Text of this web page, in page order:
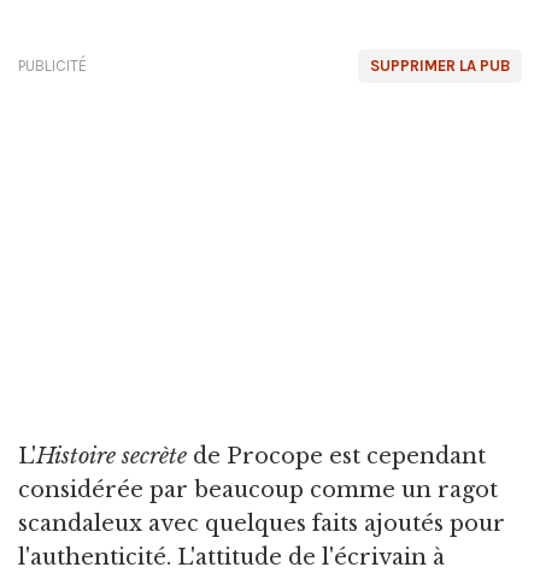
SUPPRIMER LA PUB
PUBLICITÉ
L'Histoire secrète de Procope est cependant
considérée par beaucoup comme un ragot
scandaleux avec quelques faits ajoutés pour
l'authenticité. L'attitude de l'écrivain à